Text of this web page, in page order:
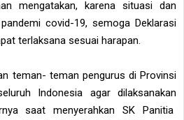
mengatakan, karena situasi dan
covid-19, semoga Deklarasi
terlaksana sesuai harapan.
teman- teman pengurus di Provinsi
Indonesia agar dilaksanakan
saat menyerahkan SK Panitia